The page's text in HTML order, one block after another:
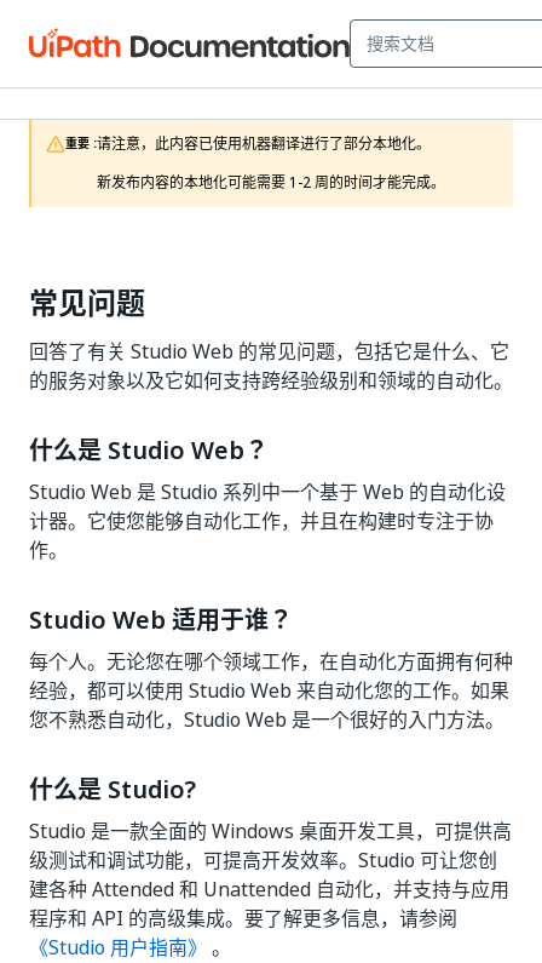
重要 :请注意，此内容已使用机器翻译进行了部分本地化。
新发布内容的本地化可能需要 1-2 周的时间才能完成。
常见问题
回答了有关 Studio Web 的常见问题，包括它是什么、它
的服务对象以及它如何支持跨经验级别和领域的自动化。
什么是 Studio Web？
Studio Web 是 Studio 系列中一个基于 Web 的自动化设
计器。它使您能够自动化工作，并且在构建时专注于协
作。
Studio Web 适用于谁？
每个人。无论您在哪个领域工作，在自动化方面拥有何种
经验，都可以使用 Studio Web 来自动化您的工作。如果
您不熟悉自动化，Studio Web 是一个很好的入门方法。
什么是 Studio?
Studio 是一款全面的 Windows 桌面开发工具，可提供高
级测试和调试功能，可提高开发效率。Studio 可让您创
建各种 Attended 和 Unattended 自动化，并支持与应用
程序和 API 的高级集成。要了解更多信息，请参阅
《Studio 用户指南》 。